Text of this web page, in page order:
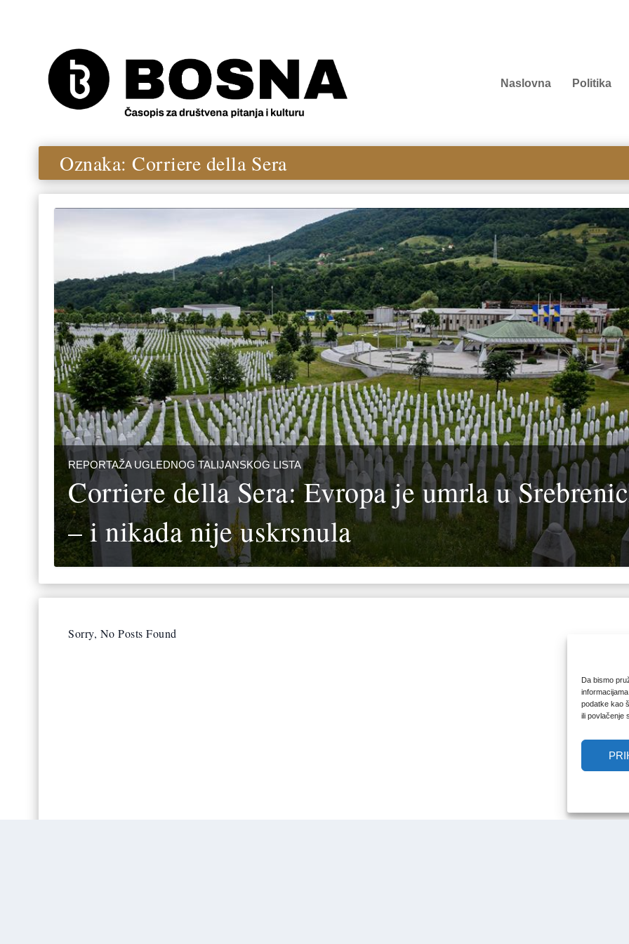
Da bismo
podatke kao
ili povlačenje
Naslovna Politika
Oznaka:Corriere della Sera
REPORTAŽA UGLEDNOG TALIJANSKOG LISTA
Corriere della Sera: Evropa je umrla u
– i nikada nije uskrsnula
Sorry, No Posts Found